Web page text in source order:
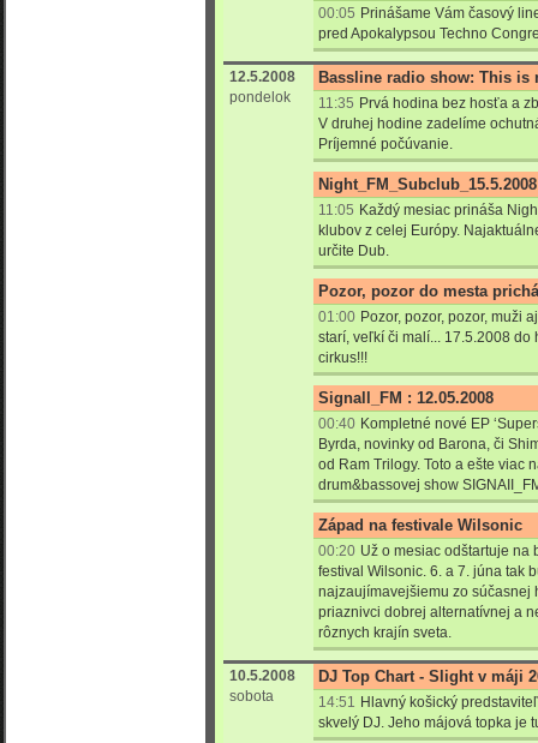
00:05 Prinášame Vám časový
pred Apokalypsou Techno
12.5.2008
pondelok
Bassline radio show: This is
11:35 Prvá hodina bez hosťa a
V druhej hodine zadelíme
Príjemné počúvanie.
Night_FM_Subclub_15.5.2008
11:05 Každý mesiac prináša
klubov z celej Európy.
určite Dub.
Pozor, pozor do mesta
01:00 Pozor, pozor, pozor, muži
starí, veľkí či malí... 17.5.2008
cirkus!!!
Signall_FM : 12.05.2008
00:40 Kompletné nové EP
Byrda, novinky od Barona, či
od Ram Trilogy. Toto a ešte viac
drum&bassovej show
Západ na festivale Wilsonic
00:20 Už o mesiac odštartuje na
festival Wilsonic. 6. a 7. júna tak
najzaujímavejšiemu zo súčasnej
priaznivci dobrej alternatívnej a
rôznych krajín sveta.
10.5.2008
sobota
DJ Top Chart - Slight v máji
14:51 Hlavný košický
skvelý DJ. Jeho májová topka je